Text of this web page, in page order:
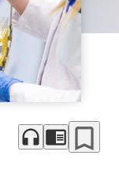
headphones chrome_reader_mode bookmark_border